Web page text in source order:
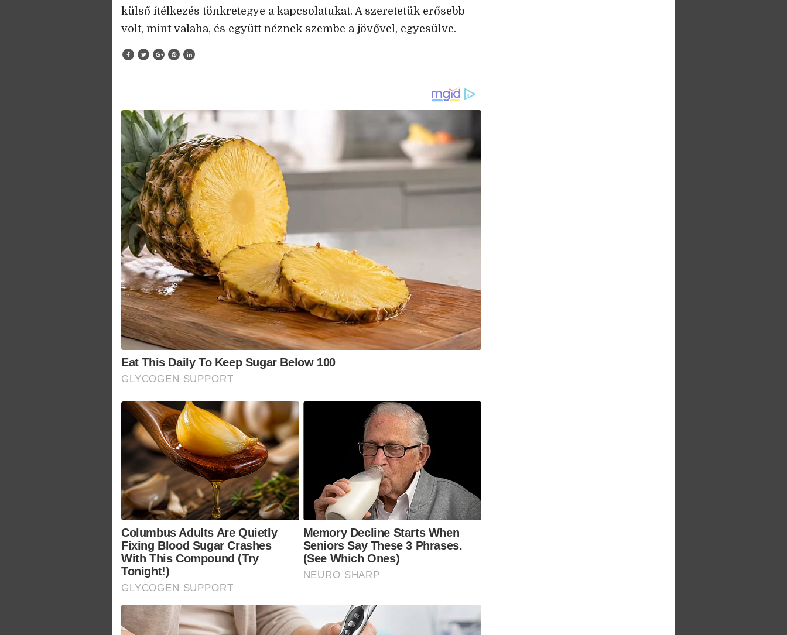
külső ítélkezés tönkretegye a kapcsolatukat. A szeretetük erősebb
volt, mint valaha, és együtt néznek szembe a jövővel, egyesülve.
Eat This Daily To Keep Sugar Below 100
GLYCOGEN SUPPORT
Columbus Adults Are Quietly
Fixing Blood Sugar Crashes
With This Compound (Try
Tonight!)
GLYCOGEN SUPPORT
Memory Decline Starts When
Seniors Say These 3 Phrases.
(See Which Ones)
NEURO SHARP